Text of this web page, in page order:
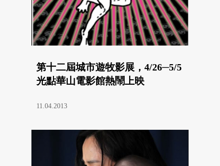
第十二屆城市遊牧影展，4/26─5/5
光點華山電影館熱鬧上映
11.04.2013